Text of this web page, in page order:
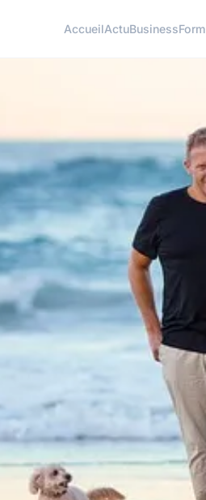
AccueilActuBusiness